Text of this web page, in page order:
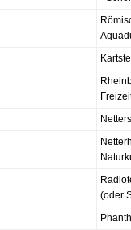
(oder